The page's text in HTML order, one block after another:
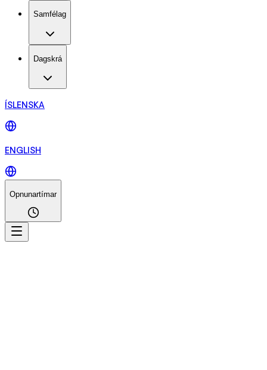
Samfélag
Dagskrá
ÍSLENSKA
ENGLISH
Opnunartímar